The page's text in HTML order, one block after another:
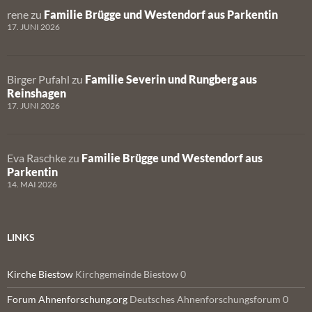
rene zu Familie Brügge und Westendorf aus Parkentin
17. JUNI 2026
Birger Pufahl zu Familie Severin und Rungberg aus
Reinshagen
17. JUNI 2026
Eva Raschke zu Familie Brügge und Westendorf aus
Parkentin
14. MAI 2026
LINKS
Kirche Biestow Kirchgemeinde Biestow 0
Forum Ahnenforschung.org Deutsches Ahnenforschungsforum 0